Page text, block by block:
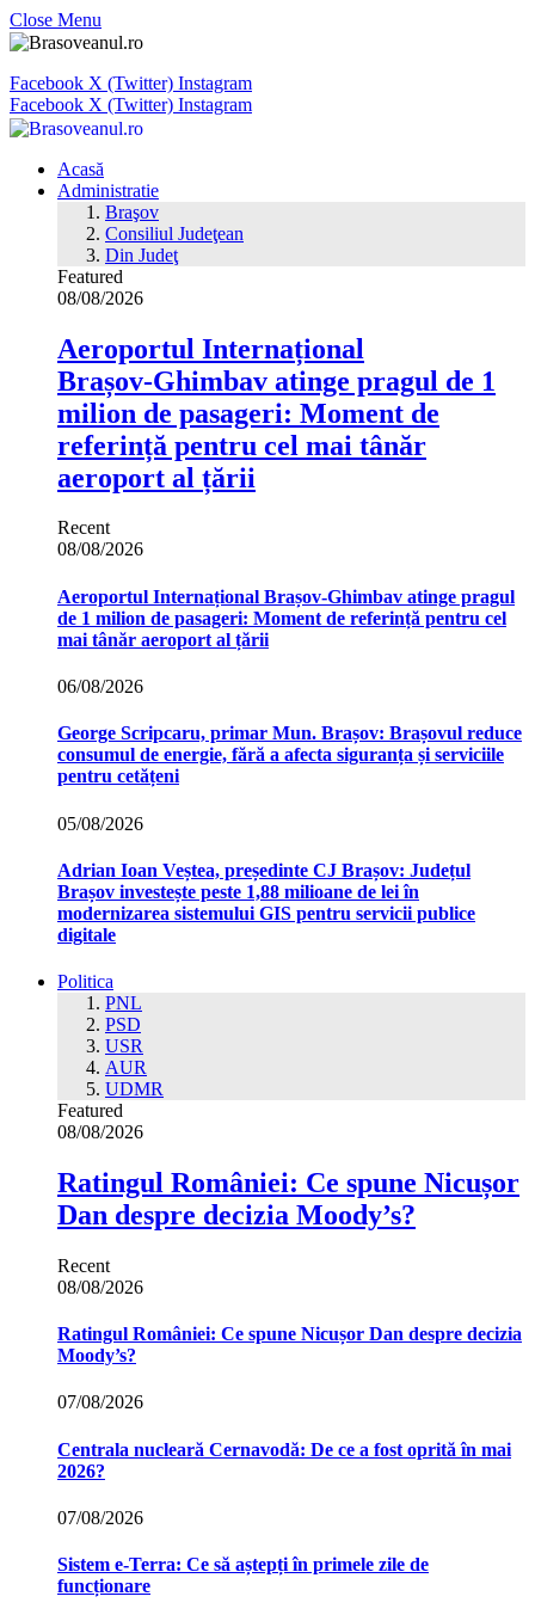
Close Menu
Facebook X (Twitter) Instagram
Facebook X (Twitter) Instagram
Acasă
Administratie
Braşov
Consiliul Judeţean
Din Judeţ
Featured
08/08/2026
Aeroportul Internațional
Brașov‑Ghimbav atinge pragul de 1
milion de pasageri: Moment de
referință pentru cel mai tânăr
aeroport al țării
Recent
08/08/2026
Aeroportul Internațional Brașov‑Ghimbav atinge pragul
de 1 milion de pasageri: Moment de referință pentru cel
mai tânăr aeroport al țării
06/08/2026
George Scripcaru, primar Mun. Brașov: Brașovul reduce
consumul de energie, fără a afecta siguranța și serviciile
pentru cetățeni
05/08/2026
Adrian Ioan Veștea, președinte CJ Brașov: Județul
Brașov investește peste 1,88 milioane de lei în
modernizarea sistemului GIS pentru servicii publice
digitale
Politica
PNL
PSD
USR
AUR
UDMR
Featured
08/08/2026
Ratingul României: Ce spune Nicușor
Dan despre decizia Moody’s?
Recent
08/08/2026
Ratingul României: Ce spune Nicușor Dan despre decizia
Moody’s?
07/08/2026
Centrala nucleară Cernavodă: De ce a fost oprită în mai
2026?
07/08/2026
Sistem e-Terra: Ce să aștepți în primele zile de
funcționare